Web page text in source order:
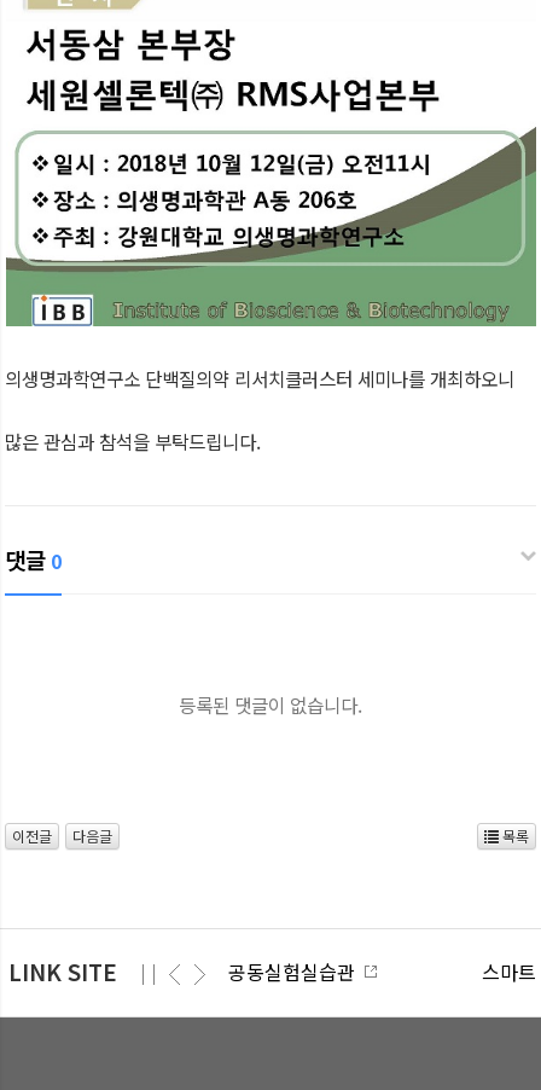
의생명과학연구소 단백질의약 리서치클러스터 세미나를 개최하오니
많은 관심과 참석을 부탁드립니다.
댓글 0
등록된 댓글이 없습니다.
이전글 다음글 목록
LINK SITE 공동실험실습관 스마